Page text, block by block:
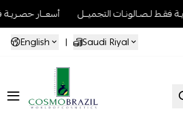
حصـريـة فقـط لـصـالونـات التجميــل
English
| Saudi Riyal
Cosmo Brazil